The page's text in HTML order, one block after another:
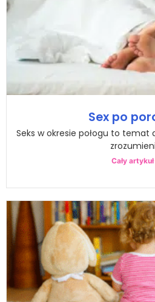
Sex po
Seks w okresie połogu to
Cały